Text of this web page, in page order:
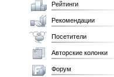
Рейтинги
Рекомендации
Посетители
Авторские колонки
Форум